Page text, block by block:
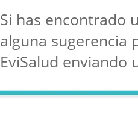
Si has encontrado
alguna sugerencia
EviSalud enviando